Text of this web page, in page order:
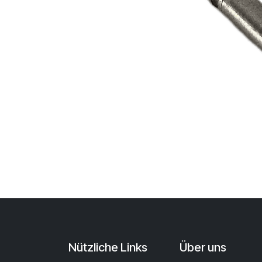
Nützliche Links Über uns